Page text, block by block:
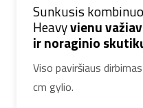
Sunkusis
Heavyvienu
ir noraginio
Viso paviršiaus
cm gylio.